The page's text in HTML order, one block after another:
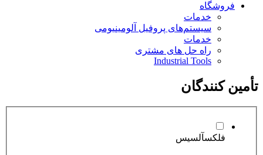
فروشگاه
خدمات
سيستم‌های پروفیل آلومینیومی
خدمات
راه حل های مشتری
Industrial Tools
تأمین کنندگان
فلکسآلسیس